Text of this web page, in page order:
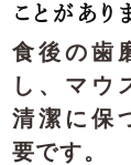
ことがあり
食後の歯
し、マウ
清潔に保
要です。